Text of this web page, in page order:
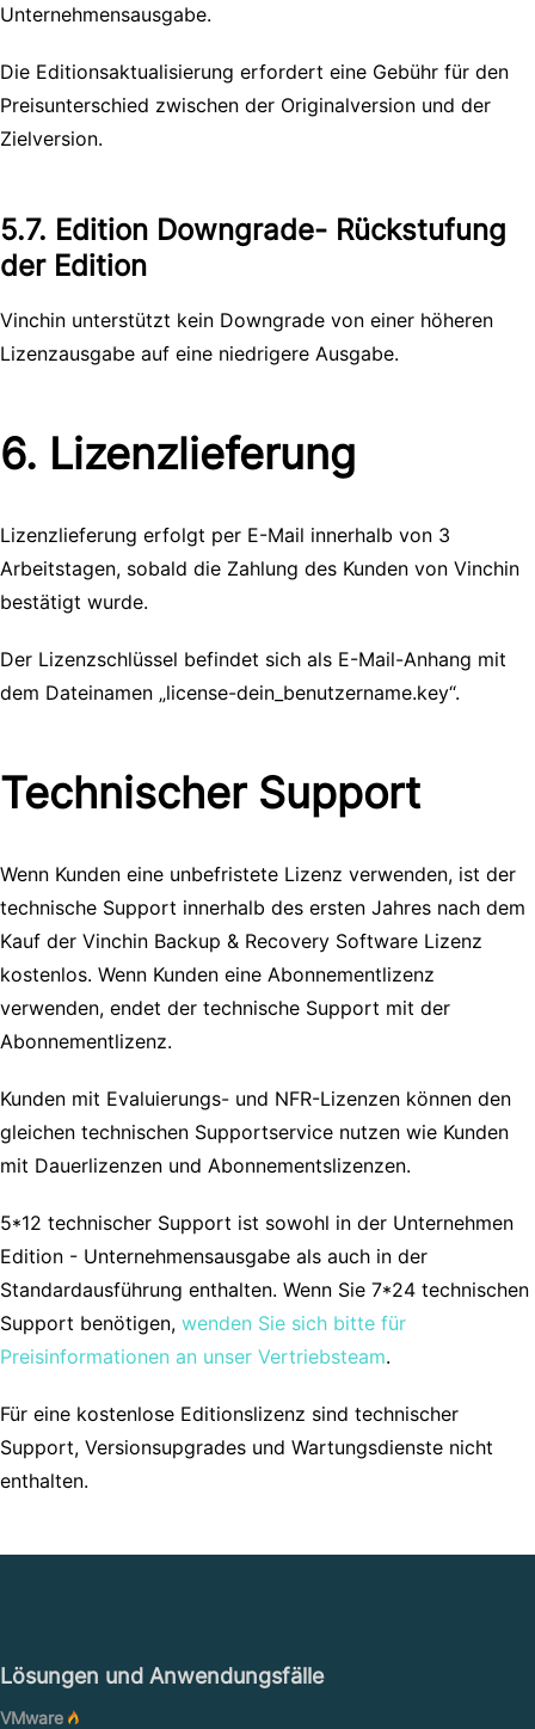
Unternehmensausgabe.
Die Editionsaktualisierung erfordert eine Gebühr für den
Preisunterschied zwischen der Originalversion und der
Zielversion.
5.7. Edition Downgrade- Rückstufung
der Edition
Vinchin unterstützt kein Downgrade von einer höheren
Lizenzausgabe auf eine niedrigere Ausgabe.
6. Lizenzlieferung
Lizenzlieferung erfolgt per E-Mail innerhalb von 3
Arbeitstagen, sobald die Zahlung des Kunden von Vinchin
bestätigt wurde.
Der Lizenzschlüssel befindet sich als E-Mail-Anhang mit
dem Dateinamen „license-dein_benutzername.key“.
Technischer Support
Wenn Kunden eine unbefristete Lizenz verwenden, ist der
technische Support innerhalb des ersten Jahres nach dem
Kauf der Vinchin Backup & Recovery Software Lizenz
kostenlos. Wenn Kunden eine Abonnementlizenz
verwenden, endet der technische Support mit der
Abonnementlizenz.
Kunden mit Evaluierungs- und NFR-Lizenzen können den
gleichen technischen Supportservice nutzen wie Kunden
mit Dauerlizenzen und Abonnementslizenzen.
5*12 technischer Support ist sowohl in der Unternehmen
Edition - Unternehmensausgabe als auch in der
Standardausführung enthalten. Wenn Sie 7*24 technischen
Support benötigen, wenden Sie sich bitte für
Preisinformationen an unser Vertriebsteam.
Für eine kostenlose Editionslizenz sind technischer
Support, Versionsupgrades und Wartungsdienste nicht
enthalten.
Lösungen und Anwendungsfälle
VMware